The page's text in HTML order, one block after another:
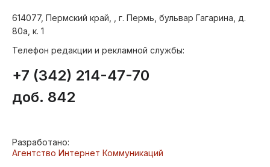
614077, Пермский край, , г. Пермь, бульвар Гагарина, д.
80а, к. 1
Телефон редакции и рекламной службы:
+7 (342) 214-47-70
доб. 842
Разработано:
Агентство Интернет Коммуникаций